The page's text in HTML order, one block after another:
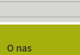
O nas